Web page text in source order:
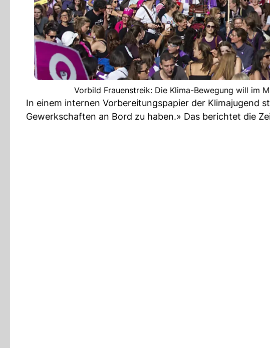
Vorbild Frauenstreik: Die Klima-Bewegung will im
In einem internen Vorbereitungspapier der Klimajugend
Gewerkschaften an Bord zu haben.» Das berichtet die